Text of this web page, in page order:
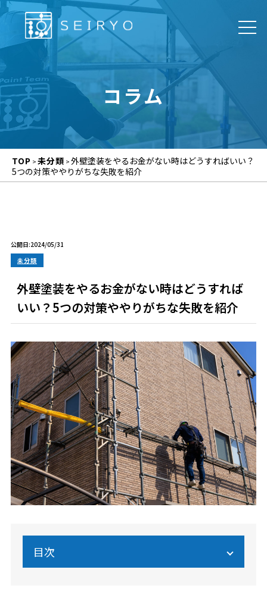
コラム
TOP > 未分類 > 外壁塗装をやるお金がない時はどうすればいい？
5つの対策ややりがちな失敗を紹介
公開日:2024/05/31
未分類
外壁塗装をやるお金がない時はどうすれば
いい？5つの対策ややりがちな失敗を紹介
目次